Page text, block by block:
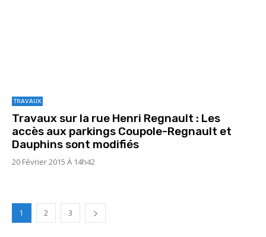
TRAVAUX
Travaux sur la rue Henri Regnault : Les
accès aux parkings Coupole-Regnault et
Dauphins sont modifiés
20 Février 2015 À 14h42
1 2 3